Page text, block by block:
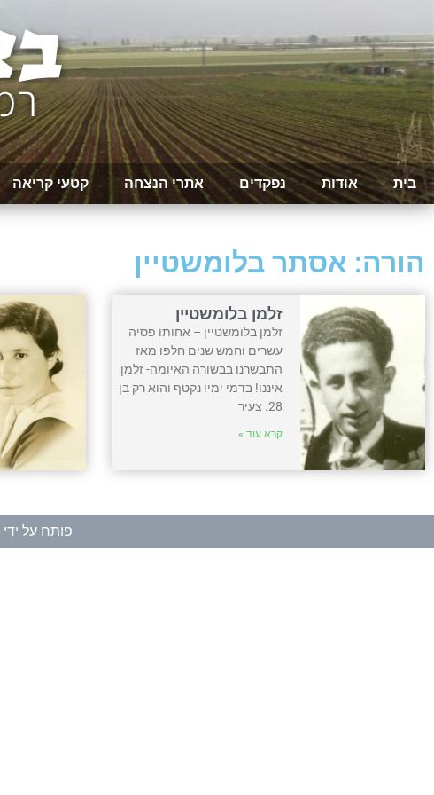
בית אודות נפקדים אתרי הנצחה קטעי קריאה
הורה: אסתר בלומשטיין
זלמן בלומשטיין
זלמן בלומשטיין – אחותו פסיה
עשרים וחמש שנים חלפו מאז
התבשרנו בבשורה האיומה- זלמן
איננו! בדמי ימיו נקטף והוא רק בן
28. צעיר
קרא עוד »
פותח על ידי